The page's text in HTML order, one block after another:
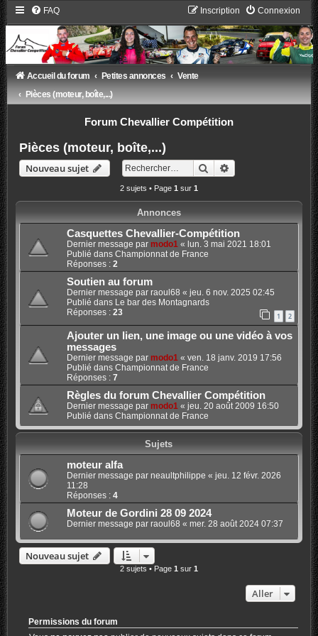
FAQ Connexion
Inscription
Accueil du forum Petites annonces
Vente
Pièces (moteur, boîte,...)
Forum Chevallier Compétition
Pièces (moteur, boîte,...)
Nouveau sujet RechercherRecherche avancée
2 sujets • Page 1 sur 1
Annonces
Casquettes Chevallier-Compétition
Dernier message par modo1« lun. 3 mai 2021 18:01
Publié dans Championnat de France
Réponses : 2
Soutien au forum
Dernier message par raoul68 « jeu. 6 nov. 2025 02:45
Publié dans Le bar des Montagnards
Réponses : 23 1 2
Ajouter un lien, une image ou une vidéo à vos
messages
Dernier message par modo1 « ven. 18 janv. 2019 17:56
Publié dans Championnat de France
Réponses : 7
Règles du forum Chevallier Compétition
Dernier message par modo1 « jeu. 20 août 2009 16:50
Publié dans Championnat de France
Sujets
moteur alfa
Dernier message par neaultphilippe « jeu. 12 févr. 2026
11:28
Réponses : 4
Moteur de Gordini 28 09 2024
Dernier message par raoul68 « mer. 28 août 2024 07:37
Nouveau sujet
2 sujets • Page 1 sur 1
Aller
Permissions du forum